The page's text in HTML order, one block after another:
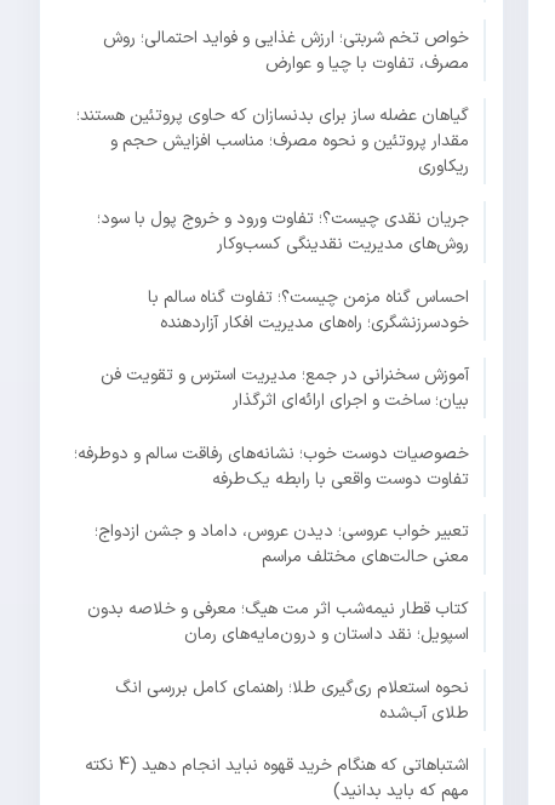
خواص تخم شربتی؛ ارزش غذایی و فواید احتمالی؛ روش
مصرف، تفاوت با چیا و عوارض
گیاهان عضله ساز برای بدنسازان که حاوی پروتئین هستند؛
مقدار پروتئین و نحوه مصرف؛ مناسب افزایش حجم و
ریکاوری
جریان نقدی چیست؟؛ تفاوت ورود و خروج پول با سود؛
روش‌های مدیریت نقدینگی کسب‌وکار
احساس گناه مزمن چیست؟؛ تفاوت گناه سالم با
خودسرزنشگری؛ راه‌های مدیریت افکار آزاردهنده
آموزش سخنرانی در جمع؛ مدیریت استرس و تقویت فن
بیان؛ ساخت و اجرای ارائه‌ای اثرگذار
خصوصیات دوست خوب؛ نشانه‌های رفاقت سالم و دوطرفه؛
تفاوت دوست واقعی با رابطه یک‌طرفه
تعبیر خواب عروسی؛ دیدن عروس، داماد و جشن ازدواج؛
معنی حالت‌های مختلف مراسم
کتاب قطار نیمه‌شب اثر مت هیگ؛ معرفی و خلاصه بدون
اسپویل؛ نقد داستان و درون‌مایه‌های رمان
نحوه استعلام ری‌گیری طلا؛ راهنمای کامل بررسی انگ
طلای آب‌شده
اشتباهاتی که هنگام خرید قهوه نباید انجام دهید (4 نکته
مهم که باید بدانید)